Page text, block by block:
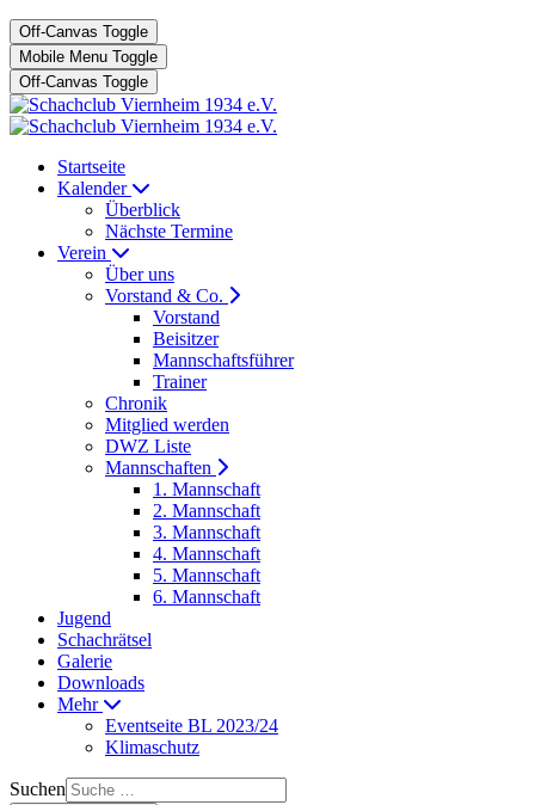
Off-Canvas Toggle
Mobile Menu Toggle
Off-Canvas Toggle
Startseite
Kalender
Überblick
Nächste Termine
Verein
Über uns
Vorstand & Co.
Vorstand
Beisitzer
Mannschaftsführer
Trainer
Chronik
Mitglied werden
DWZ Liste
Mannschaften
1. Mannschaft
2. Mannschaft
3. Mannschaft
4. Mannschaft
5. Mannschaft
6. Mannschaft
Jugend
Schachrätsel
Galerie
Downloads
Mehr
Eventseite BL 2023/24
Klimaschutz
Suchen